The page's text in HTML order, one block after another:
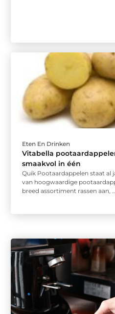
Eten En Drinken
Vitabella
smaakvol in één
Quik Pootaardappelen staat al
van hoogwaardige
breed assortiment rassen aan,